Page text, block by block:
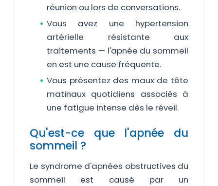
réunion ou lors de conversations.
Vous avez une hypertension
artérielle résistante aux
traitements — l'apnée du sommeil
en est une cause fréquente.
Vous présentez des maux de tête
matinaux quotidiens associés à
une fatigue intense dès le réveil.
Qu'est-ce que l'apnée du
sommeil ?
Le syndrome d'apnées obstructives du
sommeil est causé par un